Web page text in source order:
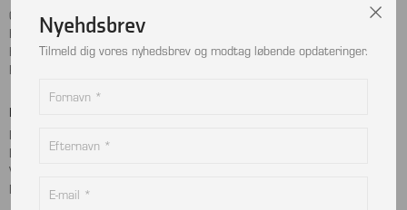
Cookie- og privatlivspolitik
Handelsbetingelser
Kontakt
Returnering
LinkedIn
Betalingskort
MobilePay
Dankort
Visa
Mastercard
Nyehdsbrev
Tilmeld dig vores nyhedsbrev og modtag løbende opdateringer.